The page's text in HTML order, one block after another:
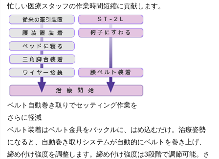
忙しい医療スタッフの作業時間短縮に貢献します。
ベルト自動巻き取りでセッティング作業を
さらに軽減
ベルト装着はベルト金具をバックルに、はめ込むだけ。治療姿勢
になると、自動巻き取りシステムが自動的にベルトを巻き上げ、
締め付け強度を調整します。締め付け強度は3段階で調節可能。さ